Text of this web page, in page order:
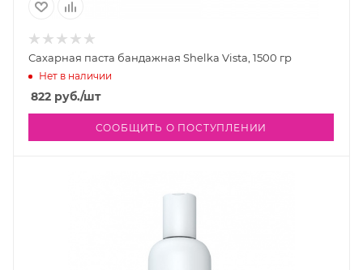
Сахарная паста бандажная Shelka Vista, 1500 гр
Нет в наличии
822 руб./шт
СООБЩИТЬ О ПОСТУПЛЕНИИ